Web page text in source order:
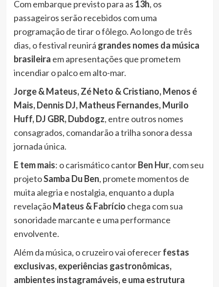
Com embarque previsto para as 13h, os
passageiros serão recebidos com uma
programação de tirar o fôlego. Ao longo de três
dias, o festival reunirá grandes nomes da música
brasileira em apresentações que prometem
incendiar o palco em alto-mar.
Jorge & Mateus, Zé Neto & Cristiano, Menos é
Mais, Dennis DJ, Matheus Fernandes, Murilo
Huff, DJ GBR, Dubdogz, entre outros nomes
consagrados, comandarão a trilha sonora dessa
jornada única.
E tem mais: o carismático cantorBen Hur, com seu
projetoSamba Du Ben, promete momentos de
muita alegria e nostalgia, enquanto a dupla
revelaçãoMateus & Fabrício chega com sua
sonoridade marcante e uma performance
envolvente.
Além da música, o cruzeiro vai oferecerfestas
exclusivas, experiências gastronômicas,
ambientes instagramáveis, e uma estrutura